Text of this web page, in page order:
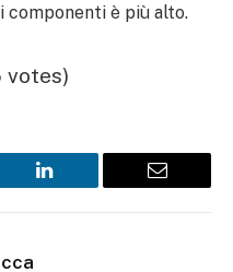
componenti è più alto.
votes)
LinkedIn Email